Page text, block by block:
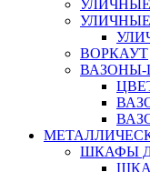
ВОРКАУТ
ШКАФЫ